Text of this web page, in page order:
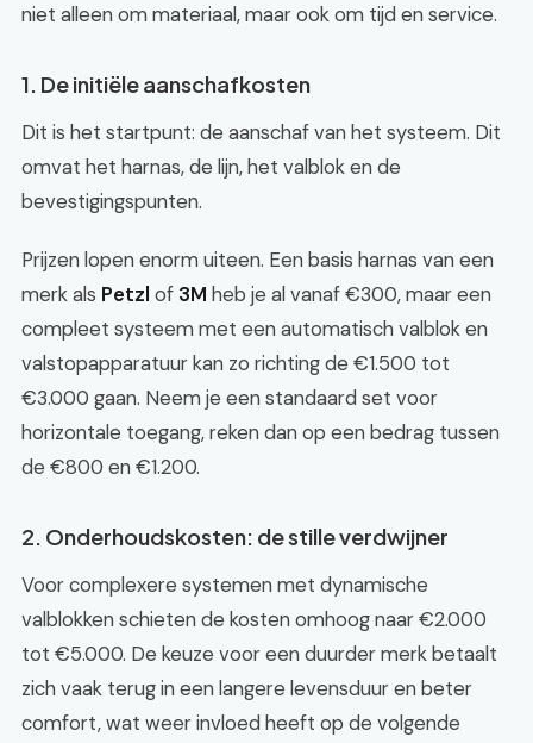
niet alleen om materiaal, maar ook om tijd en service.
1. De initiële aanschafkosten
Dit is het startpunt: de aanschaf van het systeem. Dit
omvat het harnas, de lijn, het valblok en de
bevestigingspunten.
Prijzen lopen enorm uiteen. Een basis harnas van een
merk als Petzl of 3M heb je al vanaf €300, maar een
compleet systeem met een automatisch valblok en
valstopapparatuur kan zo richting de €1.500 tot
€3.000 gaan. Neem je een standaard set voor
horizontale toegang, reken dan op een bedrag tussen
de €800 en €1.200.
2. Onderhoudskosten: de stille verdwijner
Voor complexere systemen met dynamische
valblokken schieten de kosten omhoog naar €2.000
tot €5.000. De keuze voor een duurder merk betaalt
zich vaak terug in een langere levensduur en beter
comfort, wat weer invloed heeft op de volgende